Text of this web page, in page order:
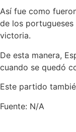
Así fue como
de los
victoria.
De esta manera,
cuando se quedó
Este partido
Fuente: N/A